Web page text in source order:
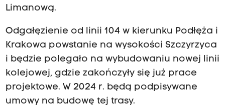
Limanową.
Odgałęzienie od linii 104 w kierunku Podłęża i
Krakowa powstanie na wysokości Szczyrzyca
i będzie polegało na wybudowaniu nowej linii
kolejowej, gdzie zakończyły się już prace
projektowe. W 2024 r. będą podpisywane
umowy na budowę tej trasy.